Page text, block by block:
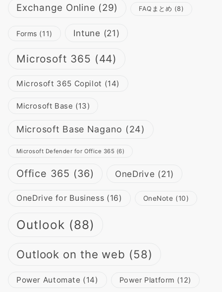
Exchange Online (29) FAQまとめ (8)
Forms (11) Intune (21)
Microsoft 365 (44)
Microsoft 365 Copilot (14)
Microsoft Base (13)
Microsoft Base Nagano (24)
Microsoft Defender for Office 365 (6)
Office 365 (36) OneDrive (21)
OneDrive for Business (16) OneNote (10)
Outlook (88)
Outlook on the web (58)
Power Automate (14) Power Platform (12)